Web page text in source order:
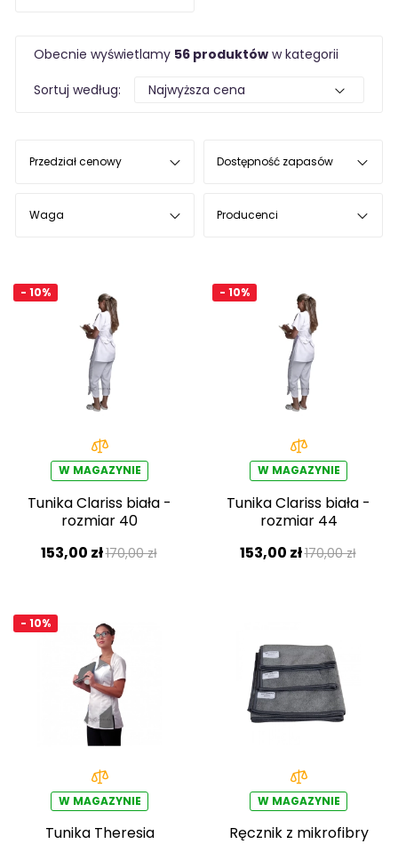
Obecnie wyświetlamy 56 produktów w kategorii
Sortuj według:
Przedział cenowy Dostępność zapasów
Waga Producenci
- 10%
W MAGAZYNIE
Tunika Clariss biała -
rozmiar 40
153,00 zł170,00 zł
- 10%
W MAGAZYNIE
Tunika Clariss biała -
rozmiar 44
153,00 zł170,00 zł
- 10%
W MAGAZYNIE
Tunika Theresia
W MAGAZYNIE
Ręcznik z mikrofibry